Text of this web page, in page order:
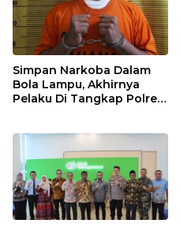
Simpan Narkoba Dalam
Bola Lampu, Akhirnya
Pelaku Di Tangkap Polres